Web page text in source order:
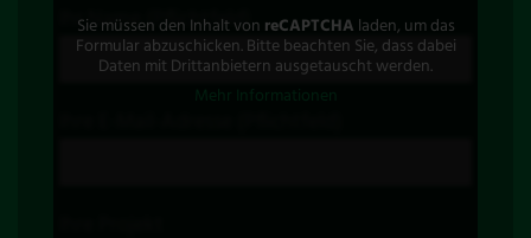
Ihr Name (Pflichtfeld)
Sie müssen den Inhalt von reCAPTCHA laden, um das
Formular abzuschicken. Bitte beachten Sie, dass dabei
Daten mit Drittanbietern ausgetauscht werden.
Mehr Informationen